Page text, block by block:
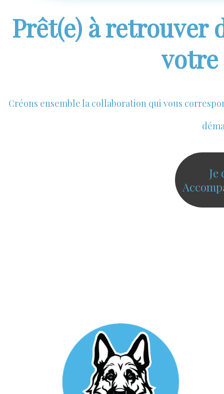
Prêt(e) à retrouver
votre
Créons ensemble la collaboration qui vous
Je